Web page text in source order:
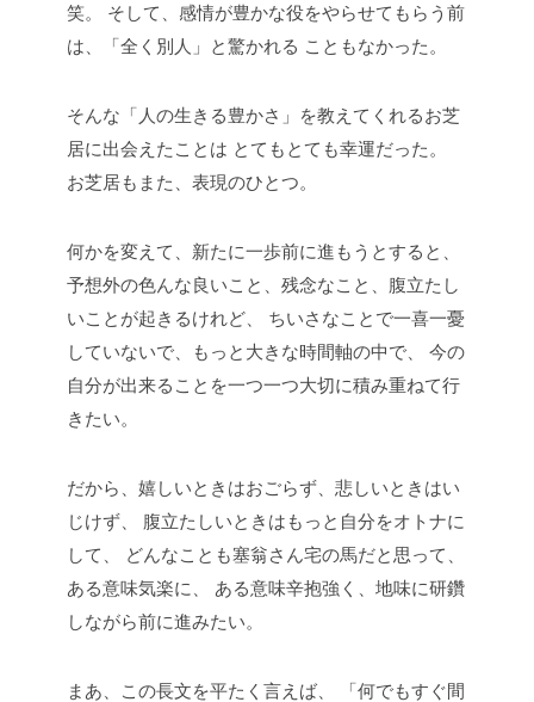
笑。
そして、感情が豊かな役をやらせてもらう前
は、「全く別人」と驚かれる こともなかった。
そんな「人の生きる豊かさ」を教えてくれるお芝
居に出会えたことは とてもとても幸運だった。
お芝居もまた、表現のひとつ。
何かを変えて、新たに一歩前に進もうとすると、
予想外の色んな良いこと、残念なこと、腹立たし
いことが起きるけれど、
ちいさなことで一喜一憂
していないで、もっと大きな時間軸の中で、
今の
自分が出来ることを一つ一つ大切に積み重ねて行
きたい。
だから、嬉しいときはおごらず、悲しいときはい
じけず、
腹立たしいときはもっと自分をオトナに
して、
どんなことも塞翁さん宅の馬だと思って、
ある意味気楽に、
ある意味辛抱強く、地味に研鑽
しながら前に進みたい。
まあ、この長文を平たく言えば、
「何でもすぐ間